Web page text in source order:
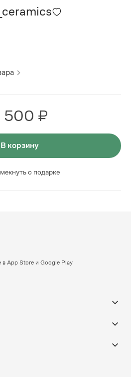
500 ₽
В корзину
о подарке
App Store и Google Play